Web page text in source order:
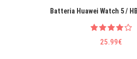
Batteria Huawei Watch 5 /
25.99€